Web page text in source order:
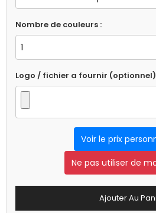
Nombre de couleurs :
Logo / fichier a fournir
Voir le prix
Ne pas utiliser de
Ajouter Au